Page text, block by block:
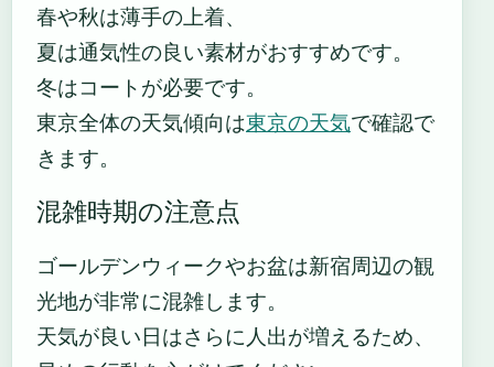
春や秋は薄手の上着、
夏は通気性の良い素材がおすすめです。
冬はコートが必要です。
東京全体の天気傾向は東京の天気で確認で
きます。
混雑時期の注意点
ゴールデンウィークやお盆は新宿周辺の観
光地が非常に混雑します。
天気が良い日はさらに人出が増えるため、